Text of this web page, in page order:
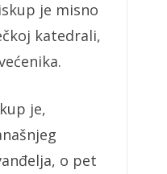
je misno
katedrali,
je,
o pet